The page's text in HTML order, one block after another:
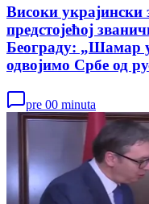
Високи
предстојећој
Београду: „Шамар
одвојимо Србе од
pre 00 minuta